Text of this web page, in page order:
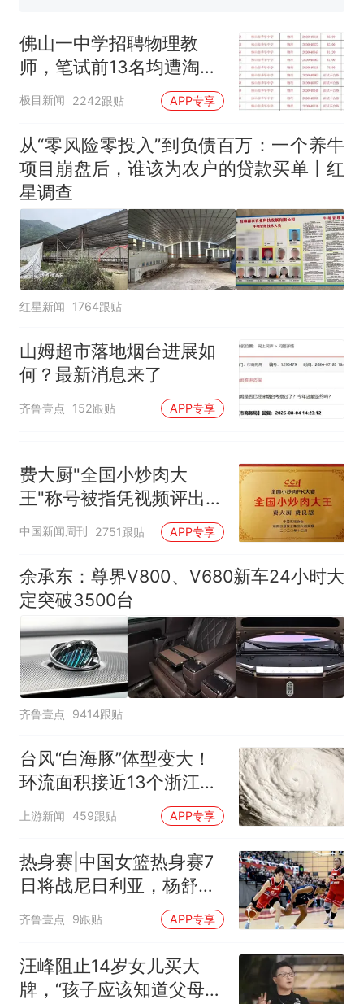
因老师一句“跟我回家”改写了
人生
佛山一中学招聘物理教
师，笔试前13名均遭淘
汰？教育局：已叫停招
聘，成立调查组全面核查
极目新闻 2242跟贴 APP专享
从“零风险零投入”到负债百万：一个养牛
项目崩盘后，谁该为农户的贷款买单丨红
星调查
红星新闻 1764跟贴
山姆超市落地烟台进展如
何？最新消息来了
齐鲁壹点 152跟贴 APP专享
费大厨"全国小炒肉大
王"称号被指凭视频评出
官方回应
中国新闻周刊 2751跟贴 APP专享
余承东：尊界V800、V680新车24小时大
定突破3500台
齐鲁壹点 9414跟贴
台风“白海豚”体型变大！
环流面积接近13个浙江那
么大
上游新闻 459跟贴 APP专享
热身赛|中国女篮热身赛7
日将战尼日利亚，杨舒予
有望出战
齐鲁壹点 9跟贴 APP专享
汪峰阻止14岁女儿买大
牌，“孩子应该知道父母的